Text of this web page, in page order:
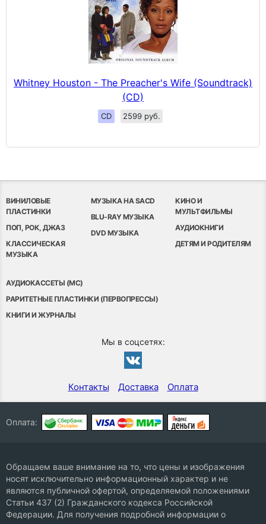
Whitney Houston - The Preacher's Wife (Soundtrack)
(CD)
CD 2599 руб.
ВИНИЛОВЫЕ
ПЛАСТИНКИ
ПОП, РОК, ДЖАЗ
КЛАССИЧЕСКАЯ
МУЗЫКА
МУЗЫКА НА SACD
BLU-RAY МУЗЫКА
DVD МУЗЫКА
КИНО И
МУЛЬТФИЛЬМЫ
АУДИОКНИГИ
ДЕТЯМ И РОДИТЕЛЯМ
АУДИОКАССЕТЫ (MC)
РАРИТЕТНЫЕ ПЛАСТИНКИ (ПЕРВОПРЕССЫ)
КНИГИ И ЖУРНАЛЫ
Мы в соцсетях:
Контакты Доставка Оплата
Оплата:
Обращаем ваше внимание на то, что цены и изображения
носят исключительно информационный характер и не
являются публичной офертой, определяемой положениями
Статьи 437 (2) Гражданского кодекса Российской
Федерации. Для получения подробной информации о